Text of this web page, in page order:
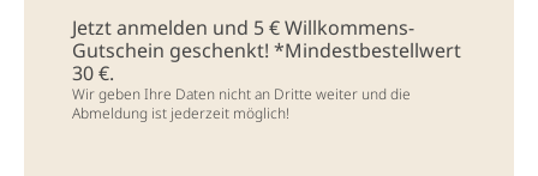
Jetzt anmelden und 5 € Willkommens-
Gutschein geschenkt! *Mindestbestellwert
30 €.
Wir geben Ihre Daten nicht an Dritte weiter und die
Abmeldung ist jederzeit möglich!